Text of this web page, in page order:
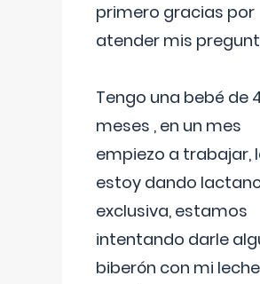
primero gracias por
atender mis
Tengo una bebé de
meses , en un mes
empiezo a trabajar,
estoy dando
exclusiva, estamos
intentando darle
biberón con mi